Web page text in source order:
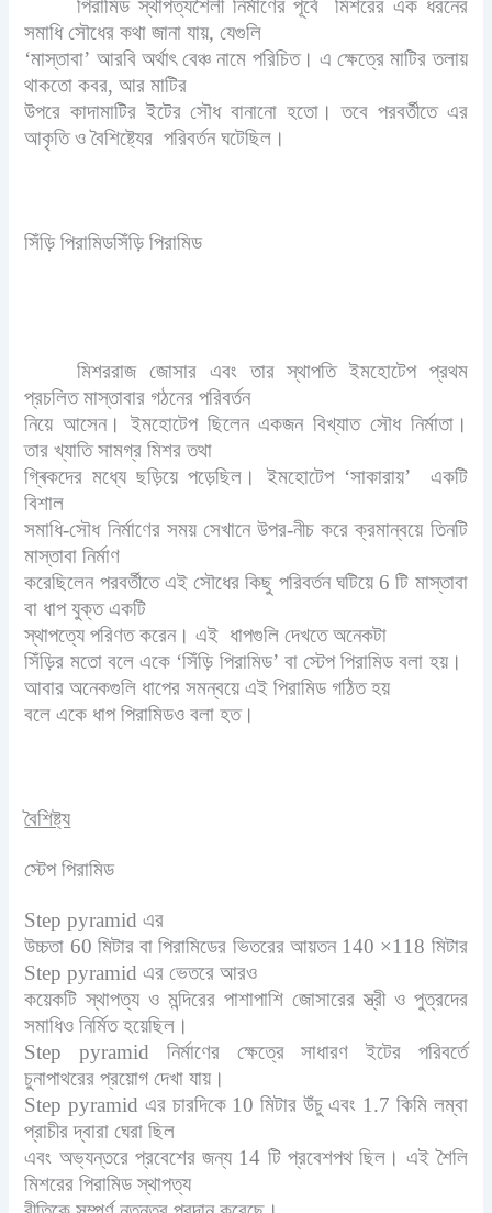
পিরামিড স্থাপত্যশৈলী নির্মাণের পূর্বে মিশরের এক ধরনের
সমাধি সৌধের কথা জানা যায়, যেগুলি
‘মাস্তাবা’ আরবি অর্থাৎ বেঞ্চ নামে পরিচিত। এ ক্ষেত্রে মাটির তলায়
থাকতো কবর, আর মাটির
উপরে কাদামাটির ইটের সৌধ বানানো হতো। তবে পরবর্তীতে এর
আকৃতি ও বৈশিষ্ট্যের পরিবর্তন ঘটেছিল।
সিঁড়ি পিরামিডসিঁড়ি পিরামিড
মিশররাজ জোসার এবং তার স্থাপতি ইমহোটেপ প্রথম
প্রচলিত মাস্তাবার গঠনের পরিবর্তন
নিয়ে আসেন। ইমহোটেপ ছিলেন একজন বিখ্যাত সৌধ নির্মাতা।
তার খ্যাতি সামগ্র মিশর তথা
গ্ৰিকদের মধ্যে ছড়িয়ে পড়েছিল। ইমহোটেপ ‘সাকারায়’ একটি
বিশাল
সমাধি-সৌধ নির্মাণের সময় সেখানে উপর-নীচ করে ক্রমান্বয়ে তিনটি
মাস্তাবা নির্মাণ
করেছিলেন পরবর্তীতে এই সৌধের কিছু পরিবর্তন ঘটিয়ে 6 টি মাস্তাবা
বা ধাপ যুক্ত একটি
স্থাপত্যে পরিণত করেন। এই ধাপগুলি দেখতে অনেকটা
সিঁড়ির মতো বলে একে ‘সিঁড়ি পিরামিড’ বা স্টেপ পিরামিড বলা হয়।
আবার অনেকগুলি ধাপের সমন্বয়ে এই পিরামিড গঠিত হয়
বলে একে ধাপ পিরামিডও বলা হত।
বৈশিষ্ট্য
স্টেপ পিরামিড
Step pyramid এর
উচ্চতা 60 মিটার বা পিরামিডের ভিতরের আয়তন 140 ×118 মিটার
Step pyramid এর ভেতরে আরও
কয়েকটি স্থাপত্য ও মন্দিরের পাশাপাশি জোসারের স্ত্রী ও পুত্রদের
সমাধিও নির্মিত হয়েছিল।
Step pyramid নির্মাণের ক্ষেত্রে সাধারণ ইটের পরিবর্তে
চুনাপাথরের প্রয়োগ দেখা যায়।
Step pyramid এর চারদিকে 10 মিটার উঁচু এবং 1.7 কিমি লম্বা
প্রাচীর দ্বারা ঘেরা ছিল
এবং অভ্যন্তরে প্রবেশের জন্য 14 টি প্রবেশপথ ছিল। এই শৈলি
মিশরের পিরামিড স্থাপত্য